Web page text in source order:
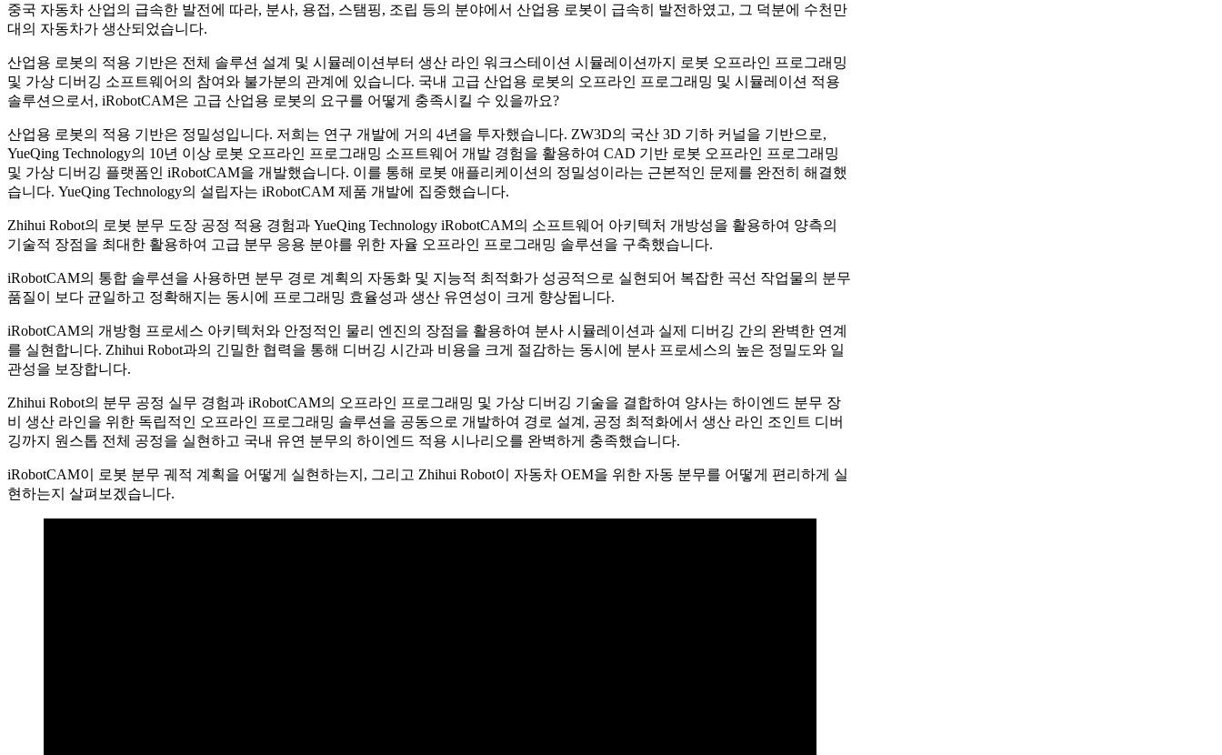
중국 자동차 산업의 급속한 발전에 따라, 분사, 용접, 스탬핑, 조립 등의 분야에서 산업용 로봇이 급속히 발전하였고, 그 덕분에 수천만
대의 자동차가 생산되었습니다.
산업용 로봇의 적용 기반은 전체 솔루션 설계 및 시뮬레이션부터 생산 라인 워크스테이션 시뮬레이션까지 로봇 오프라인 프로그래밍
및 가상 디버깅 소프트웨어의 참여와 불가분의 관계에 있습니다. 국내 고급 산업용 로봇의 오프라인 프로그래밍 및 시뮬레이션 적용
솔루션으로서, iRobotCAM은 고급 산업용 로봇의 요구를 어떻게 충족시킬 수 있을까요?
산업용 로봇의 적용 기반은 정밀성입니다. 저희는 연구 개발에 거의 4년을 투자했습니다. ZW3D의 국산 3D 기하 커널을 기반으로,
YueQing Technology의 10년 이상 로봇 오프라인 프로그래밍 소프트웨어 개발 경험을 활용하여 CAD 기반 로봇 오프라인 프로그래밍
및 가상 디버깅 플랫폼인 iRobotCAM을 개발했습니다. 이를 통해 로봇 애플리케이션의 정밀성이라는 근본적인 문제를 완전히 해결했
습니다. YueQing Technology의 설립자는 iRobotCAM 제품 개발에 집중했습니다.
Zhihui Robot의 로봇 분무 도장 공정 적용 경험과 YueQing Technology iRobotCAM의 소프트웨어 아키텍처 개방성을 활용하여 양측의
기술적 장점을 최대한 활용하여 고급 분무 응용 분야를 위한 자율 오프라인 프로그래밍 솔루션을 구축했습니다.
iRobotCAM의 통합 솔루션을 사용하면 분무 경로 계획의 자동화 및 지능적 최적화가 성공적으로 실현되어 복잡한 곡선 작업물의 분무
품질이 보다 균일하고 정확해지는 동시에 프로그래밍 효율성과 생산 유연성이 크게 향상됩니다.
iRobotCAM의 개방형 프로세스 아키텍처와 안정적인 물리 엔진의 장점을 활용하여 분사 시뮬레이션과 실제 디버깅 간의 완벽한 연계
를 실현합니다. Zhihui Robot과의 긴밀한 협력을 통해 디버깅 시간과 비용을 크게 절감하는 동시에 분사 프로세스의 높은 정밀도와 일
관성을 보장합니다.
Zhihui Robot의 분무 공정 실무 경험과 iRobotCAM의 오프라인 프로그래밍 및 가상 디버깅 기술을 결합하여 양사는 하이엔드 분무 장
비 생산 라인을 위한 독립적인 오프라인 프로그래밍 솔루션을 공동으로 개발하여 경로 설계, 공정 최적화에서 생산 라인 조인트 디버
깅까지 원스톱 전체 공정을 실현하고 국내 유연 분무의 하이엔드 적용 시나리오를 완벽하게 충족했습니다.
iRobotCAM이 로봇 분무 궤적 계획을 어떻게 실현하는지, 그리고 Zhihui Robot이 자동차 OEM을 위한 자동 분무를 어떻게 편리하게 실
현하는지 살펴보겠습니다.